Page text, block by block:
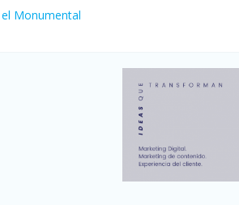
julio: bajó un 12,6% interanual
el sector denuncia crisis como en
y consumo turístico: 4,6 millones de